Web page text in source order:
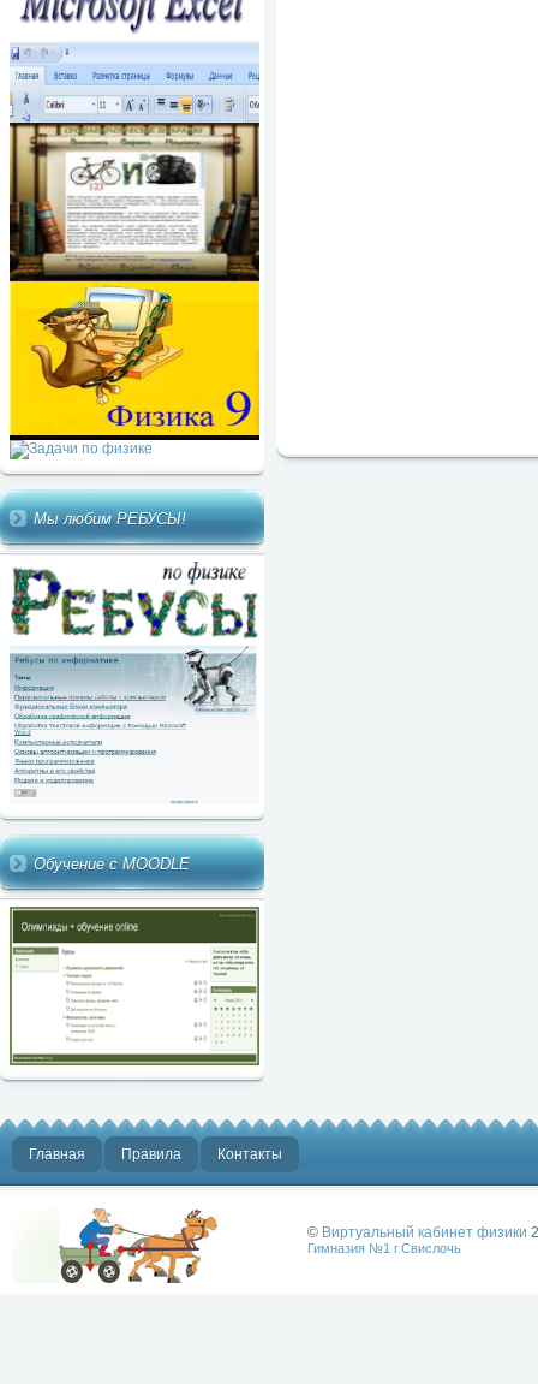
Мы любим РЕБУСЫ!
Обучение с MOODLE
Главная Правила Контакты
© Виртуальный кабинет физики
Гимназия №1 г.Свислочь